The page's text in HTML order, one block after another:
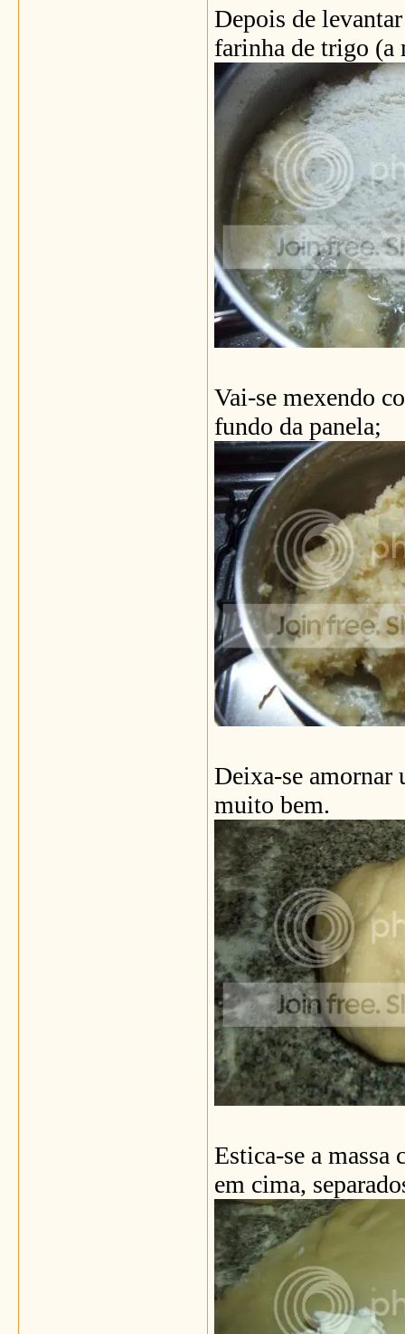
Depois de
farinha de trigo (a
Vai-se mexendo
fundo da panela;
Deixa-se amornar
muito bem.
Estica-se a
em cima,